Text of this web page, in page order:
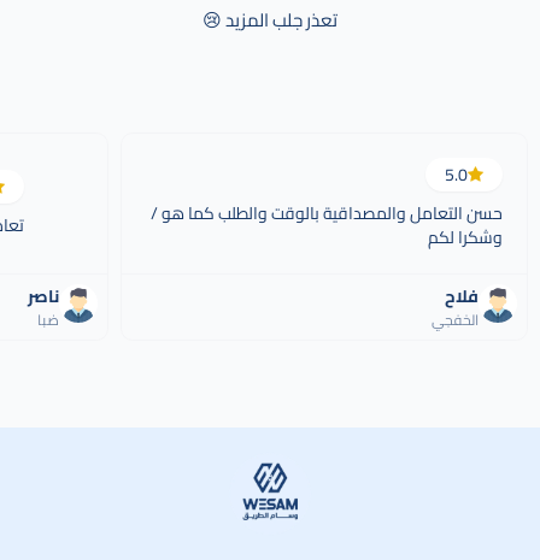
تعذر جلب المزيد 😢
5.0
حسن التعامل والمصداقية بالوقت والطلب كما هو /
وشكرا لكم
فلاح
الخفجي
ناصر
ضبا